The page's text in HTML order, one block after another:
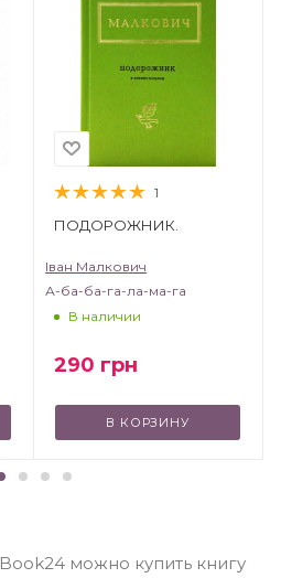
1
ПОДОРОЖНИК.
Іван Малкович
А-ба-ба-га-ла-ма-га
В наличии
290 грн
В КОРЗИНУ
можно купить книгу